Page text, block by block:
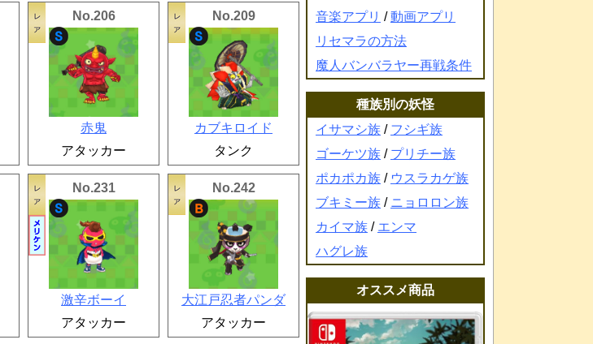
No.206
赤鬼
アタッカー
No.209
カブキロイド
タンク
No.231
激辛ボーイ
アタッカー
No.242
大江戸忍者パンダ
アタッカー
音楽アプリ /動画アプリ
リセマラの方法
魔人バンバラヤー再戦条件
種族別の妖怪
イサマシ族 / フシギ族
ゴーケツ族 / プリチー族
ポカポカ族 / ウスラカゲ族
ブキミー族 / ニョロロン族
カイマ族 / エンマ
ハグレ族
オススメ商品